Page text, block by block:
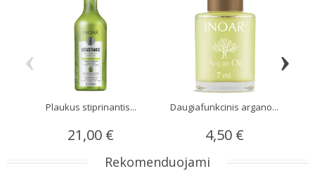
Plaukus stiprinantis...
21,00 €
Daugiafunkcinis argano...
4,50 €
‹ ›
Rekomenduojami